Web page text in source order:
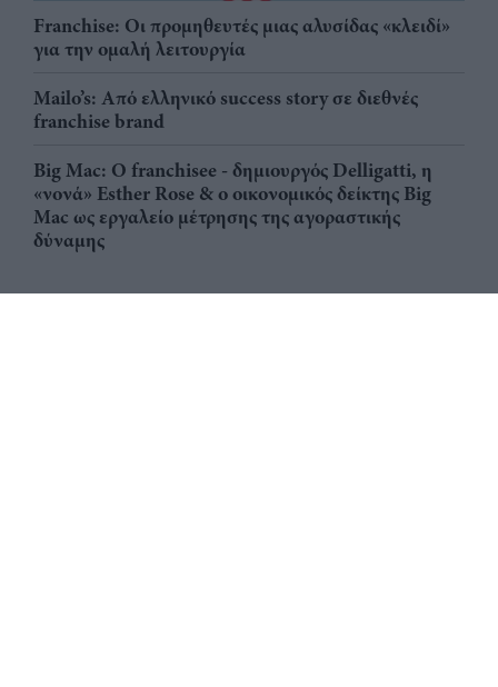
Franchise: Οι προμηθευτές μιας αλυσίδας «κλειδί»
για την ομαλή λειτουργία
Mailo’s: Από ελληνικό success story σε διεθνές
franchise brand
Big Mac: Ο franchisee - δημιουργός Delligatti, η
«νονά» Esther Rose & ο οικονομικός δείκτης Big
Mac ως εργαλείο μέτρησης της αγοραστικής
δύναμης